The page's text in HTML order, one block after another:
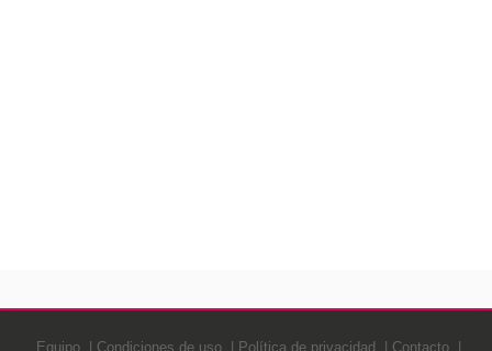
Equipo Condiciones de uso Política de privacidad Contacto